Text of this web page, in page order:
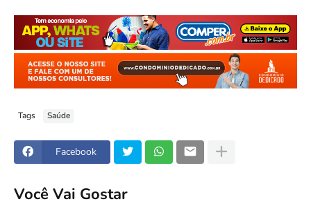
Tags Saúde
Facebook
Você Vai Gostar